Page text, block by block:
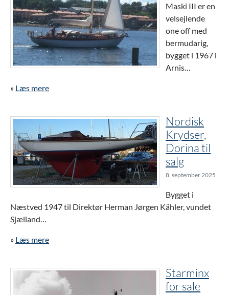
Maski III er en
velsejlende
one off med
bermudarig,
bygget i 1967 i
Arnis…
» Læs mere
Nordisk
Krydser,
Dorina til
salg
8. september 2025
Bygget i
Næstved 1947 til Direktør Herman Jørgen Kähler, vundet
Sjælland…
» Læs mere
Starminx
for sale